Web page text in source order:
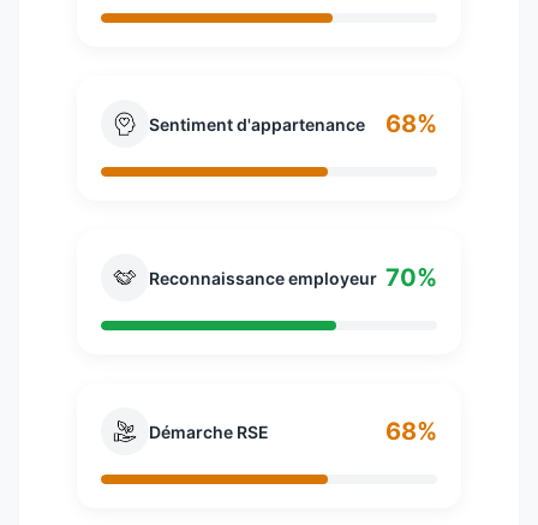
Sentiment d'appartenance 68%
Reconnaissance employeur 70%
Démarche RSE 68%